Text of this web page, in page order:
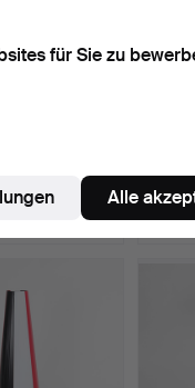
Schweden,
12
138
für Sie zu
Alle